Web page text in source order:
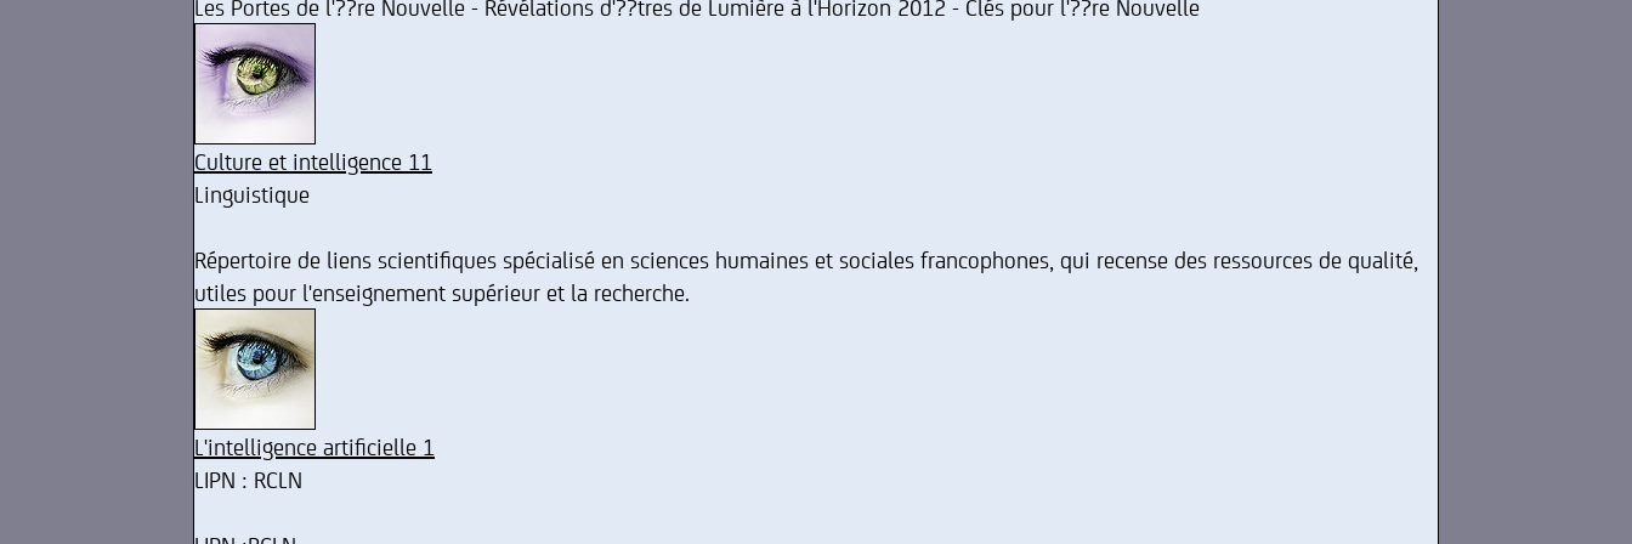
Les Portes de l'??re Nouvelle - Révélations d'??tres de Lumière à l'Horizon 2012 - Clés pour l'??re Nouvelle
Culture et intelligence 11
Linguistique
Répertoire de liens scientifiques spécialisé en sciences humaines et sociales francophones, qui recense des ressources de qualité,
utiles pour l'enseignement supérieur et la recherche.
L'intelligence artificielle 1
LIPN : RCLN